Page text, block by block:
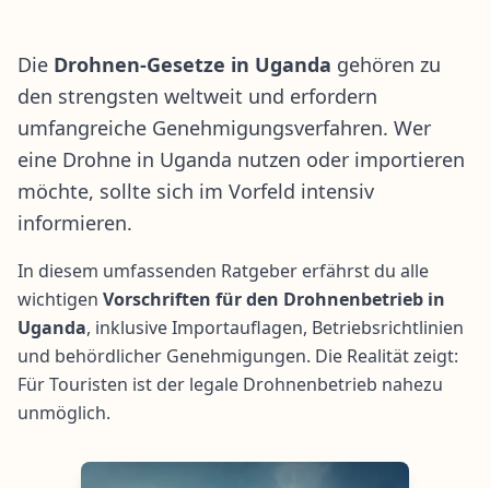
Die Drohnen-Gesetze in Uganda gehören zu
den strengsten weltweit und erfordern
umfangreiche Genehmigungsverfahren. Wer
eine Drohne in Uganda nutzen oder importieren
möchte, sollte sich im Vorfeld intensiv
informieren.
In diesem umfassenden Ratgeber erfährst du alle
wichtigen Vorschriften für den Drohnenbetrieb in
Uganda, inklusive Importauflagen, Betriebsrichtlinien
und behördlicher Genehmigungen. Die Realität zeigt:
Für Touristen ist der legale Drohnenbetrieb nahezu
unmöglich.